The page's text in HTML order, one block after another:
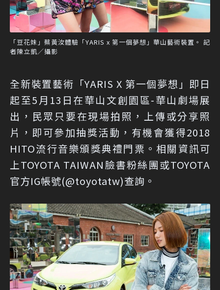
「豆花妹」蔡黃汝體驗「YARIS x 第一個夢想」華山藝術裝置。 記
者陳立凱／攝影
全新裝置藝術「YARIS X 第一個夢想」即日
起至5月13日在華山文創園區-華山劇場展
出，民眾只要在現場拍照，上傳或分享照
片，即可參加抽獎活動，有機會獲得2018
HITO流行音樂頒獎典禮門票。相關資訊可
上TOYOTA TAIWAN臉書粉絲團或TOYOTA
官方IG帳號(@toyotatw)查詢。